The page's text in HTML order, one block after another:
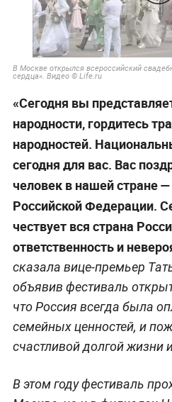
В Москве открылся всероссийский
сердца». Видео © Life.ru
«Сегодня вы
народности, гордитесь
народностей.
сегодня для вас. Вас
человек в нашей стране
Российской Федерации.
чествует вся страна
ответственность и
сказала вице-премьер
объявив фестиваль
что Россия всегда была
семейных ценностей, и
счастливой долгой жизни
В этом году фестиваль